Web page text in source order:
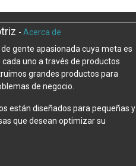
- Acerca de
gente apasionada cuya meta es
uno a través de productos
grandes productos para
de negocio.
están diseñados para pequeñas y
que desean optimizar su